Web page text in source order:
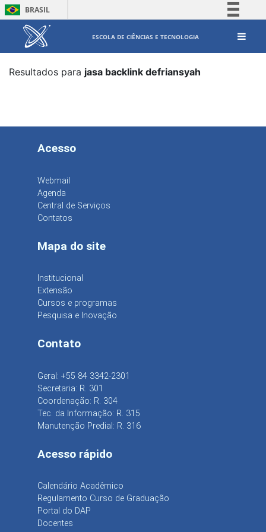
BRASIL
ESCOLA DE CIÊNCIAS E TECNOLOGIA
Resultados para jasa backlink defriansyah
Acesso
Webmail
Agenda
Central de Serviços
Contatos
Mapa do site
Institucional
Extensão
Cursos e programas
Pesquisa e Inovação
Contato
Geral: +55 84 3342-2301
Secretaria: R. 301
Coordenação: R. 304
Tec. da Informação: R. 315
Manutenção Predial: R. 316
Acesso rápido
Calendário Acadêmico
Regulamento Curso de Graduação
Portal do DAP
Docentes